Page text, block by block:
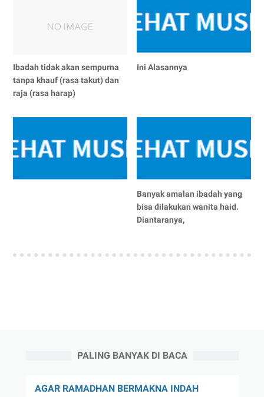
Ibadah tidak akan sempurna
tanpa khauf (rasa takut) dan
raja (rasa harap)
Ini Alasannya
Banyak amalan ibadah yang
bisa dilakukan wanita haid.
Diantaranya,⁣
PALING BANYAK DI BACA
AGAR RAMADHAN BERMAKNA INDAH